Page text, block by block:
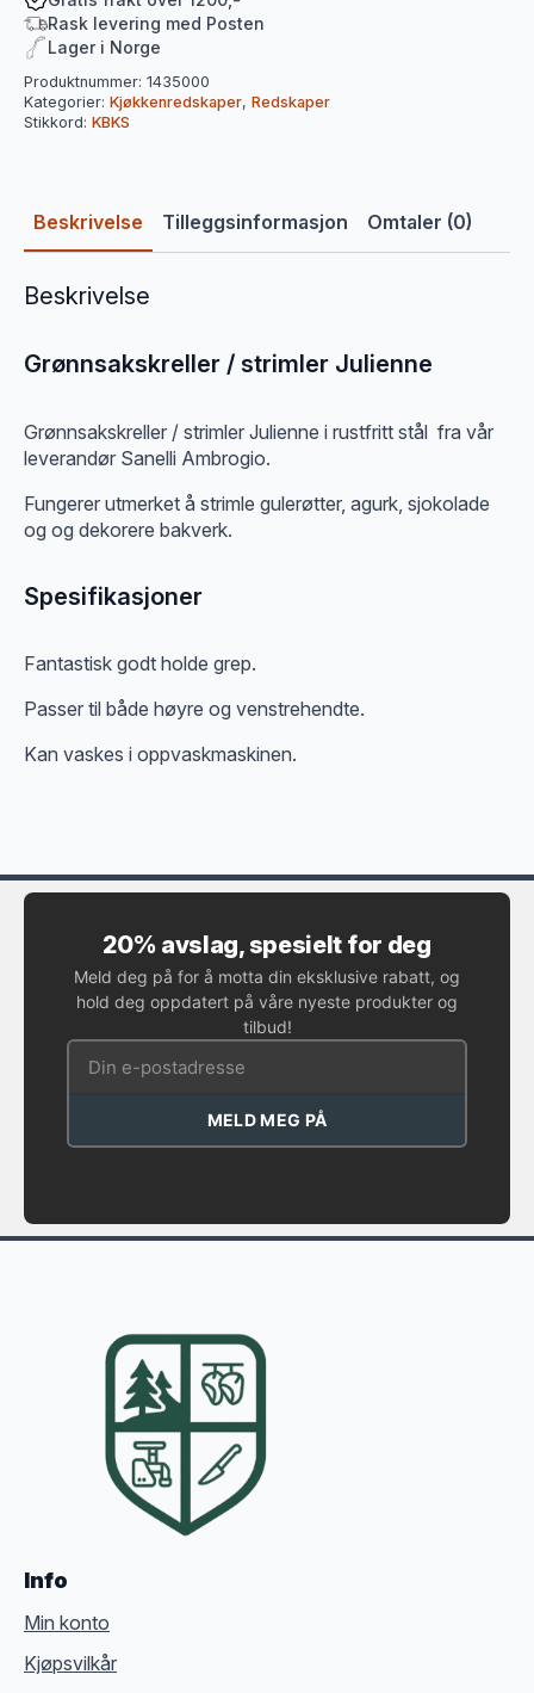
Rask levering med Posten
Lager i Norge
Produktnummer: 1435000
Kategorier: Kjøkkenredskaper, Redskaper
Stikkord: KBKS
Beskrivelse Tilleggsinformasjon Omtaler (0)
Beskrivelse
Grønnsakskreller / strimler Julienne
Grønnsakskreller / strimler Julienne i rustfritt stål fra vår
leverandør Sanelli Ambrogio.
Fungerer utmerket å strimle gulerøtter, agurk, sjokolade
og og dekorere bakverk.
Spesifikasjoner
Fantastisk godt holde grep.
Passer til både høyre og venstrehendte.
Kan vaskes i oppvaskmaskinen.
20% avslag, spesielt for deg
Meld deg på for å motta din eksklusive rabatt, og
hold deg oppdatert på våre nyeste produkter og
tilbud!
MELD MEG PÅ
Info
Min konto
Kjøpsvilkår